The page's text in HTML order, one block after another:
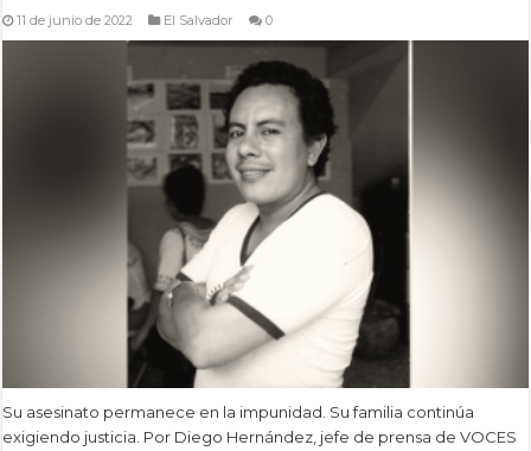
11 de junio de 2022 El Salvador 0
Su asesinato permanece en la impunidad. Su familia continúa
exigiendo justicia. Por Diego Hernández, jefe de prensa de VOCES